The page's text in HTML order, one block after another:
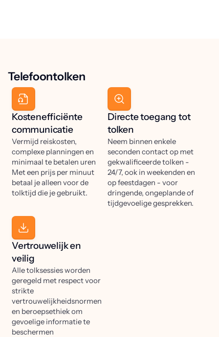
Telefoontolken
Kostenefficiënte
communicatie
Vermijd reiskosten,
complexe planningen en
minimaal te betalen uren
Met een prijs per minuut
betaal je alleen voor de
tolktijd die je gebruikt.
Directe toegang tot
tolken
Neem binnen enkele
seconden contact op met
gekwalificeerde tolken -
24/7, ook in weekenden en
op feestdagen - voor
dringende, ongeplande of
tijdgevoelige gesprekken.
Vertrouwelijk en
veilig
Alle tolksessies worden
geregeld met respect voor
strikte
vertrouwelijkheidsnormen
en beroepsethiek om
gevoelige informatie te
beschermen